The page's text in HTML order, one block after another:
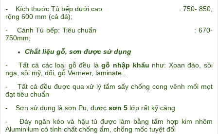
- Kích thước Tủ bếp dưới cao : 750- 850,
rộng 600 mm (cả đá);
- Cánh Tủ bếp: Tiêu chuẩn : 670-
750mm;
Chất liệu gỗ, sơn được sử dụng
- Tất cả các loại gỗ đều làgỗ nhập khẩu như: Xoan đào, sồi
nga, sồi mỹ, dổi, gỗ Verneer, laminate…
- Tất cả đều được qua xử lý tẩm sấy chống cong vênh mối mọt
đạt tiêu chuẩn
- Sơn sử dụng là sơn Pu, được sơn 5 lớp rất kỹ càng
- Đáy ngăn kéo và hậu tủ được làm bằng tấm hợp kim nhôm
Aluminilum có tính chất chống ẩm, chống mốc tuyệt đối